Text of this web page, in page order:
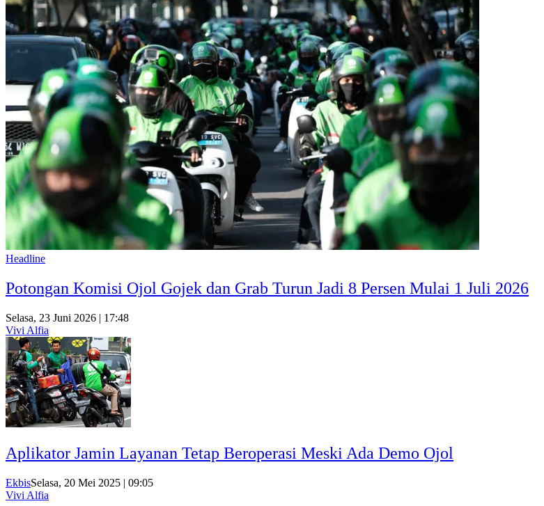
Headline
Potongan Komisi Ojol Gojek dan Grab Turun Jadi 8 Persen Mulai 1 Juli 2026
Selasa, 23 Juni 2026 | 17:48
Vivi Alfia
Aplikator Jamin Layanan Tetap Beroperasi Meski Ada Demo Ojol
EkbisSelasa, 20 Mei 2025 | 09:05
Vivi Alfia